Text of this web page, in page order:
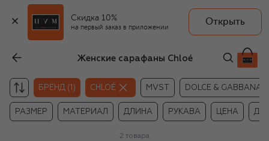
Скидка 10%
на первый заказ в приложении
Открыть
Женские сарафаны Chloé
БРЕНД (1) CHLOÉ MVST DOLCE & GABBANA
РАЗМЕР МАТЕРИАЛ ДЛИНА РУКАВА ЦЕНА
2 товара